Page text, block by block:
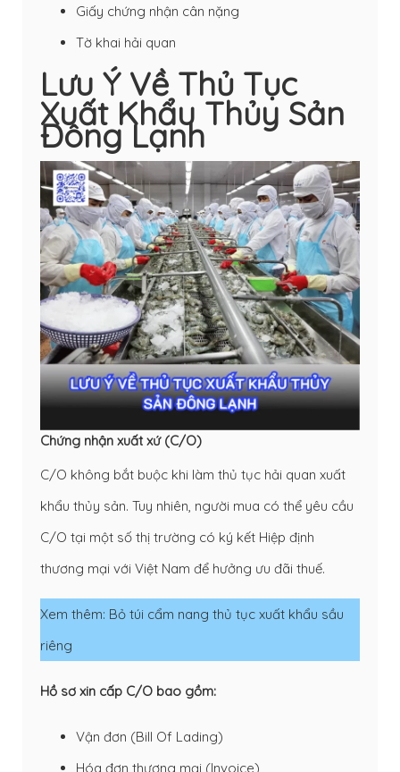
Giấy chứng nhận cân nặng
Tờ khai hải quan
Lưu Ý Về Thủ Tục
Xuất Khẩu Thủy Sản
Đông Lạnh
Chứng nhận xuất xứ (C/O)
C/O không bắt buộc khi làm thủ tục hải quan xuất
khẩu thủy sản. Tuy nhiên, người mua có thể yêu cầu
C/O tại một số thị trường có ký kết Hiệp định
thương mại với Việt Nam để hưởng ưu đãi thuế.
Xem thêm: Bỏ túi cẩm nang thủ tục xuất khẩu sầu
riêng
Hồ sơ xin cấp C/O bao gồm:
Vận đơn (Bill Of Lading)
Hóa đơn thương mại (Invoice)